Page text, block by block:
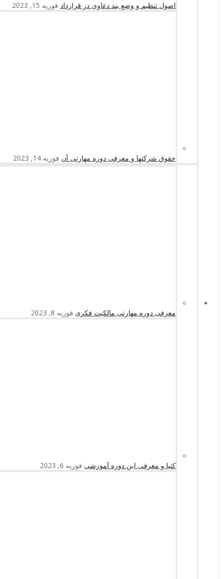
اصول تنظیم و وضع بند دعاوی در قرارداد فوریه 15, 2023
حقوق شرکتها و معرفی دوره مهارتی آن فوریه 14, 2023
معرفی دوره مهارتی مالکیت فکری فوریه 8, 2023
کتیا و معرفی این دوره آموزشی فوریه 6, 2023